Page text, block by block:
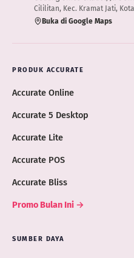
Cililitan, Kec. Kramat Jati,
Buka di Google Maps
PRODUK ACCURATE
Accurate Online
Accurate 5 Desktop
Accurate Lite
Accurate POS
Accurate Bliss
Promo Bulan Ini →
SUMBER DAYA